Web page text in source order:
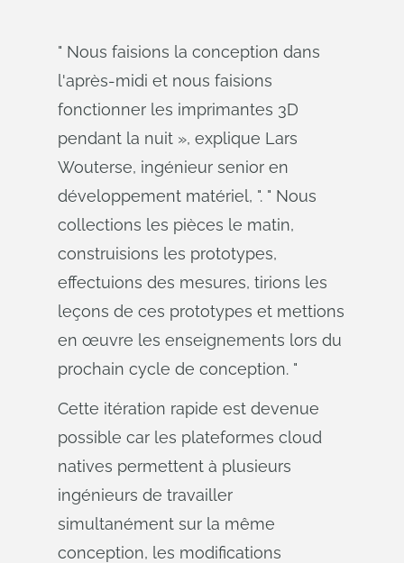
" Nous faisions la conception dans
l'après-midi et nous faisions
fonctionner les imprimantes 3D
pendant la nuit », explique Lars
Wouterse, ingénieur senior en
développement matériel, ". " Nous
collections les pièces le matin,
construisions les prototypes,
effectuions des mesures, tirions les
leçons de ces prototypes et mettions
en œuvre les enseignements lors du
prochain cycle de conception. "
Cette itération rapide est devenue
possible car les plateformes cloud
natives permettent à plusieurs
ingénieurs de travailler
simultanément sur la même
conception, les modifications